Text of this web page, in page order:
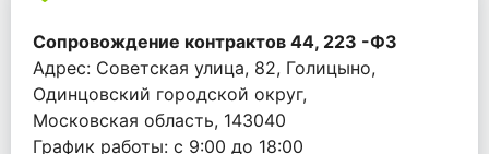
Сопровождение контрактов 44, 223 -ФЗ
Адрес: Советская улица, 82, Голицыно,
Одинцовский городской округ,
Московская область, 143040
График работы: с 9:00 до 18:00